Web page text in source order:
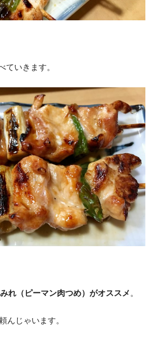
ていきます。
れ（ピーマン肉つめ）がオススメ 。
んじゃいます。